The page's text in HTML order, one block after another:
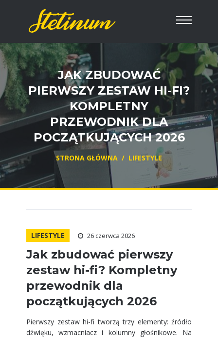
JAK ZBUDOWAĆ
PIERWSZY ZESTAW HI-FI?
KOMPLETNY
PRZEWODNIK DLA
POCZĄTKUJĄCYCH 2026
STRONA GŁÓWNA / LIFESTYLE
LIFESTYLE 26 czerwca 2026
Jak zbudować pierwszy
zestaw hi-fi? Kompletny
przewodnik dla
początkujących 2026
​Pierwszy zestaw hi-fi tworzą trzy elementy: źródło
dźwięku, wzmacniacz i kolumny głośnikowe. Na